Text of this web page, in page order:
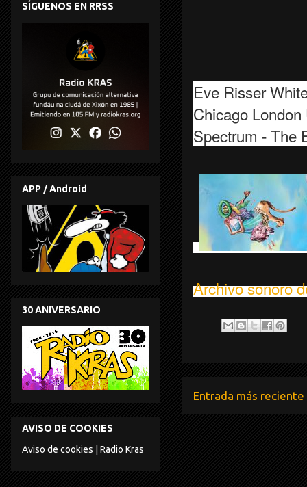
Eve Risser
Chicago
Spectrum - The
Archivo sonoro
Entrada más reciente
SÍGUENOS EN RRSS
APP / Android
30 ANIVERSARIO
AVISO DE COOKIES
Aviso de cookies | Radio Kras